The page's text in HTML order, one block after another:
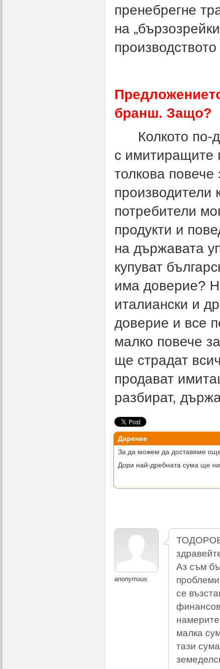
пренебрегне
на
бранш. Защо?
Колкото по-
с имитиращите
толкова
производители
потребители
продукти и
на държавата
купуват
има доверие?
италиански и
доверие и все
малко повече
ще страдат
продават
разбират,
Дарение
За да можем да доставяме
Дори най-дребната сума ще
anonymous
Аз съм
се
малка
тази